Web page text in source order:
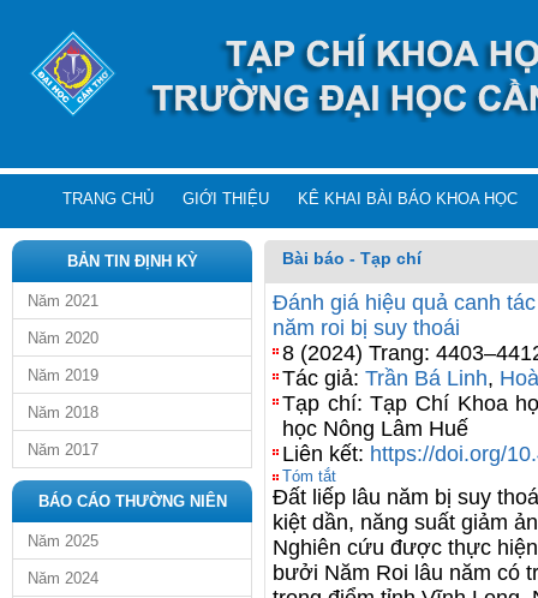
TRANG CHỦ GIỚI THIỆU KÊ KHAI BÀI BÁO KHOA HỌC
BẢN TIN ĐỊNH KỲ
Năm 2021
Năm 2020
Năm 2019
Năm 2018
Năm 2017
BÁO CÁO THƯỜNG NIÊN
Năm 2025
Năm 2024
Bài báo - Tạp chí
Đánh giá hiệu quả canh
năm roi bị suy thoái
8 (2024) Trang:
Tác giả: Trần Bá Linh,
Tạp chí: Tạp Chí Khoa
học Nông Lâm Huế
Liên kết: https://doi.org/
Tóm tắt
Đất liếp lâu năm bị suy
kiệt dần, năng suất giảm
Nghiên cứu được thực
bưởi Năm Roi lâu năm có